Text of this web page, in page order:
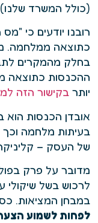
(כולל המשרד
רובנו יודעים כי
כתוצאה ממלחמה.
בחלק מהמקרים
ההכנסות כתוצאה
יותרבקישור הזה
אובדן הכנסות הוא
בעיתות מלחמה וכך
של העסק –
מדובר על פרק
לרכוש בשל שיקולי
במבחן המציאות.
לפחות לשמוע